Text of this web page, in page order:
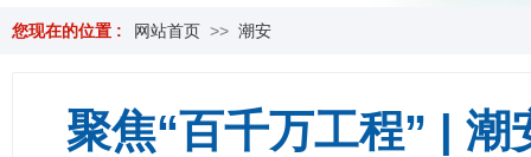
您现在的位置 : 网站首页 >> 潮安
聚焦“百千万工程” |